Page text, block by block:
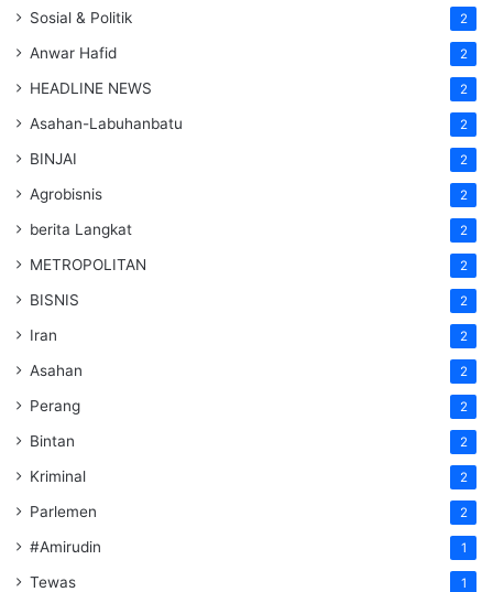
Sosial & Politik 2
Anwar Hafid 2
HEADLINE NEWS 2
Asahan-Labuhanbatu 2
BINJAI 2
Agrobisnis 2
berita Langkat 2
METROPOLITAN 2
BISNIS 2
Iran 2
Asahan 2
Perang 2
Bintan 2
Kriminal 2
Parlemen 2
#Amirudin 1
Tewas 1